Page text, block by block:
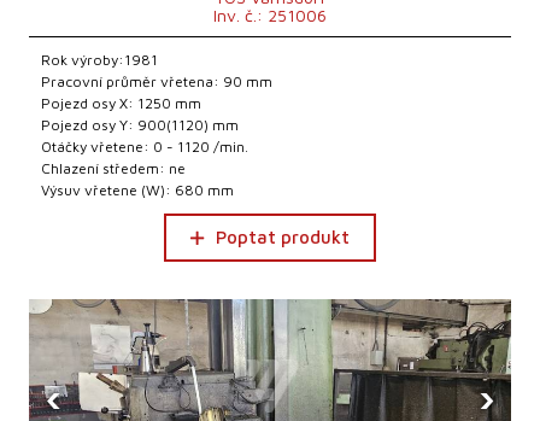
Inv. č.: 251006
Rok výroby:1981
Pracovní průměr vřetena: 90 mm
Pojezd osy X: 1250 mm
Pojezd osy Y: 900(1120) mm
Otáčky vřetene: 0 - 1120 /min.
Chlazení středem: ne
Výsuv vřetene (W): 680 mm
Poptat produkt
‹ ›